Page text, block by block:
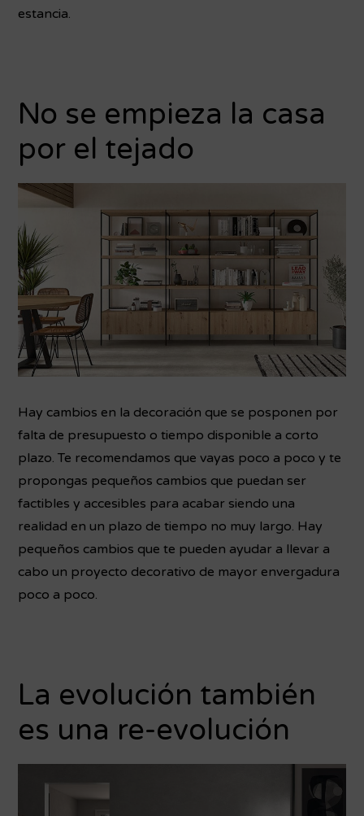
estancia.
No se empieza la casa
por el tejado
Hay cambios en la decoración que se posponen por
falta de presupuesto o tiempo disponible a corto
plazo. Te recomendamos que vayas poco a poco y te
propongas pequeños cambios que puedan ser
factibles y accesibles para acabar siendo una
realidad en un plazo de tiempo no muy largo. Hay
pequeños cambios que te pueden ayudar a llevar a
cabo un proyecto decorativo de mayor envergadura
poco a poco.
La evolución también
es una re-evolución